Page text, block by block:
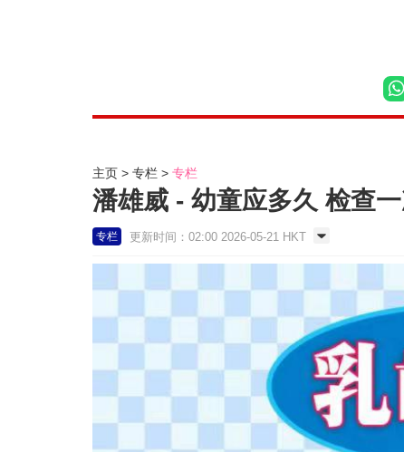
主页 专栏 专栏
潘雄威 - 幼童应多久 检查
专栏 更新时间：02:00 2026-05-21 HKT